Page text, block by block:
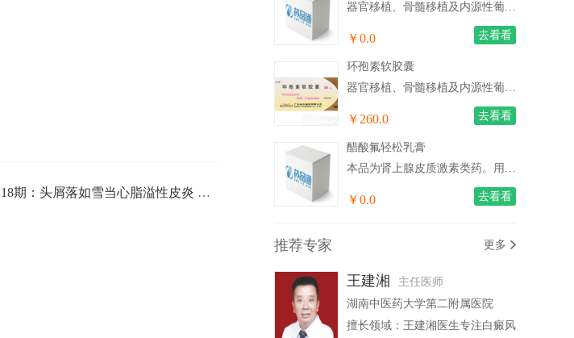
皮肤大件事第18期：头屑落如雪当心脂溢性皮炎 熬夜重口味压力大都是“催化剂”
器官移植、骨髓移植及内源性葡萄膜炎、类风湿性关节炎、异位性皮炎、银屑病等自身免疫性疾病；肾病综合征。
去看看
￥0.0
环孢素软胶囊
器官移植、骨髓移植及内源性葡萄膜炎、类风湿性关节炎、异位性皮炎、银屑病等自身免疫性疾病；肾病综合征。
去看看
￥260.0
醋酸氟轻松乳膏
本品为肾上腺皮质激素类药。用于过敏性皮炎、异位性皮炎、接触性皮炎、脂溢性皮炎、湿疹、皮肤瘙痒症、银屑病、神经性皮炎等。
去看看
￥0.0
推荐专家 更多
王建湘
主任医师
湖南中医药大学第二附属医院
擅长领域：王建湘医生专注白癜风